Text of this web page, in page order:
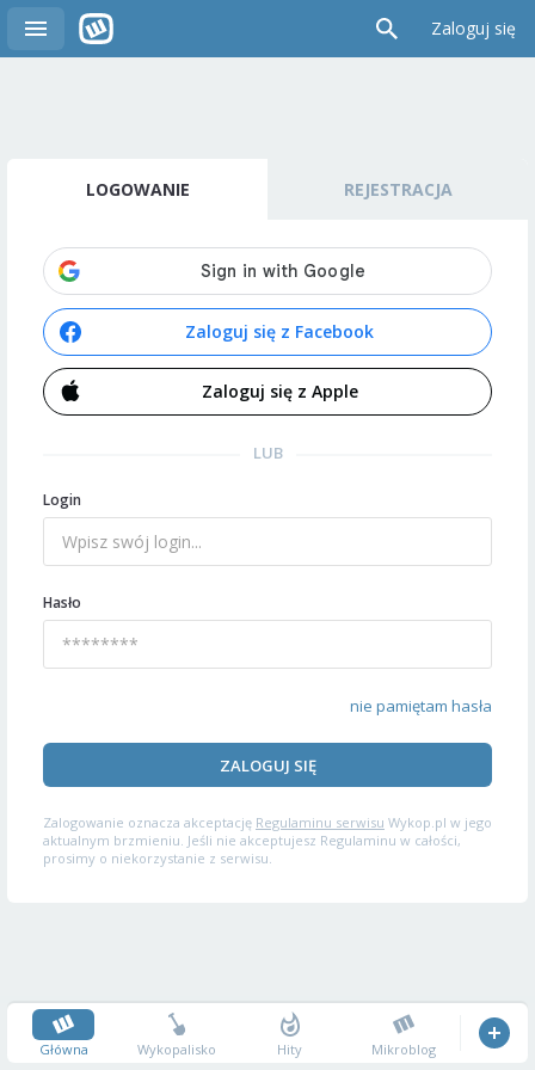
Zaloguj się
LOGOWANIE REJESTRACJA
Zaloguj się z Facebook
Zaloguj się z Apple
LUB
Login
Hasło
nie pamiętam hasła
ZALOGUJ SIĘ
Zalogowanie oznacza akceptację Regulaminu serwisu Wykop.pl w jego
aktualnym brzmieniu. Jeśli nie akceptujesz Regulaminu w całości,
prosimy o niekorzystanie z serwisu.
Główna Wykopalisko Hity Mikroblog